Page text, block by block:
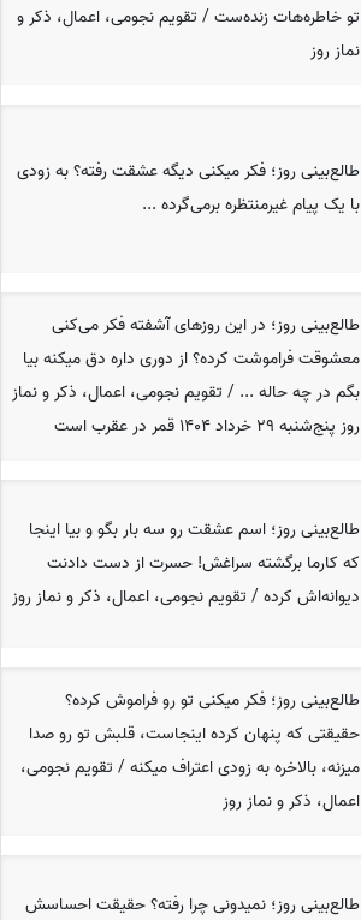
تو خاطره‌هات زنده‌ست / تقویم نجومی، اعمال، ذکر و
نماز روز
طالع‌بینی روز؛ فکر میکنی دیگه عشقت رفته؟ به زودی
با یک پیام غیرمنتظره برمی‌گرده ...
طالع‌بینی روز؛ در این روزهای آشفته فکر می‌کنی
معشوقت فراموشت کرده؟ از دوری داره دق میکنه بیا
بگم در چه حاله ... / تقویم نجومی، اعمال، ذکر و نماز
روز پنج‌شنبه 29 خرداد 1404 قمر در عقرب است
طالع‌بینی روز؛ اسم عشقت رو سه بار بگو و بیا اینجا
که کارما برگشته سراغش! حسرت از دست دادنت
دیوانه‌اش کرده / تقویم نجومی، اعمال، ذکر و نماز روز
طالع‌بینی روز؛ فکر میکنی تو رو فراموش کرده؟
حقیقتی که پنهان کرده اینجاست، قلبش تو رو صدا
میزنه، بالاخره به زودی اعتراف میکنه / تقویم نجومی،
اعمال، ذکر و نماز روز
طالع‌بینی روز؛ نمیدونی چرا رفته؟ حقیقت احساسش